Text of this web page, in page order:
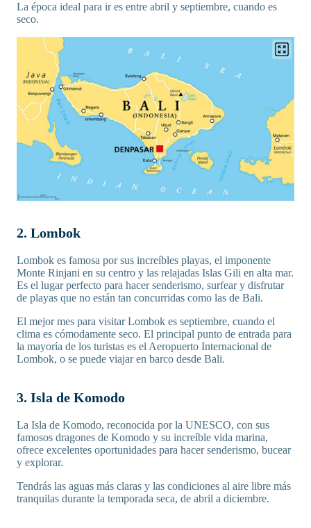
La época ideal para ir es entre abril y septiembre, cuando es
seco.
2. Lombok
Lombok es famosa por sus increíbles playas, el imponente
Monte Rinjani en su centro y las relajadas Islas Gili en alta mar.
Es el lugar perfecto para hacer senderismo, surfear y disfrutar
de playas que no están tan concurridas como las de Bali.
El mejor mes para visitar Lombok es septiembre, cuando el
clima es cómodamente seco. El principal punto de entrada para
la mayoría de los turistas es el Aeropuerto Internacional de
Lombok, o se puede viajar en barco desde Bali.
3. Isla de Komodo
La Isla de Komodo, reconocida por la UNESCO, con sus
famosos dragones de Komodo y su increíble vida marina,
ofrece excelentes oportunidades para hacer senderismo, bucear
y explorar.
Tendrás las aguas más claras y las condiciones al aire libre más
tranquilas durante la temporada seca, de abril a diciembre.